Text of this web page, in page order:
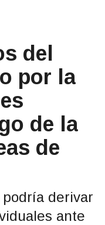
del
por la
de la
de
derivar
ante